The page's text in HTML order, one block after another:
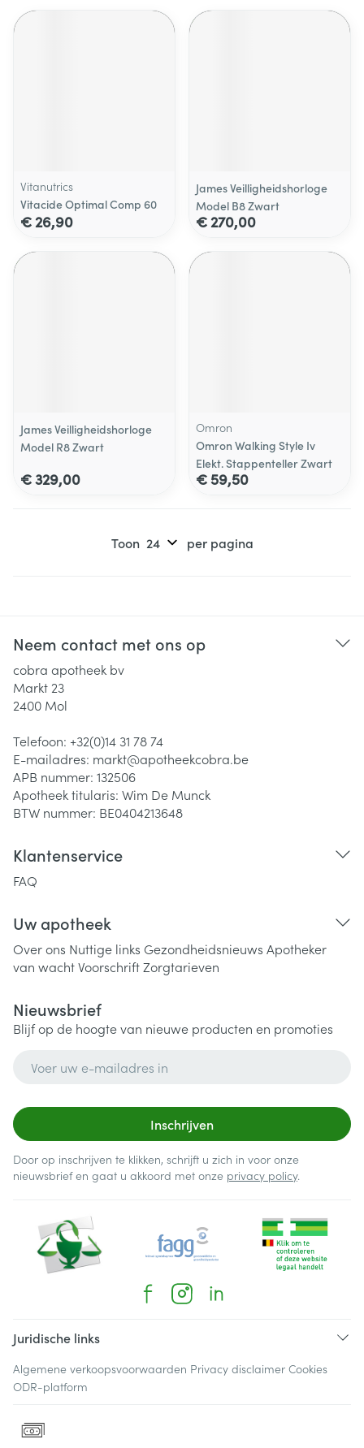
Vitanutrics
Vitacide Optimal Comp 60
€ 26,90
James Veilligheidshorloge
Model B8 Zwart
€ 270,00
James Veilligheidshorloge
Model R8 Zwart
€ 329,00
Omron
Omron Walking Style Iv
Elekt. Stappenteller Zwart
€ 59,50
Toon per pagina
Neem contact met ons op
cobra apotheek bv
Markt 23
2400 Mol
Telefoon: +32(0)14 31 78 74
E-mailadres: markt@apotheekcobra.be
APB nummer: 132506
Apotheek titularis: Wim De Munck
BTW nummer: BE0404213648
Klantenservice
FAQ
Uw apotheek
Over ons Nuttige links Gezondheidsnieuws Apotheker
van wachtVoorschriftZorgtarieven
Nieuwsbrief
Blijf op de hoogte van nieuwe producten en promoties
Inschrijven
Door op inschrijven te klikken, schrijft u zich in voor onze
nieuwsbrief en gaat u akkoord met onze privacy policy.
Juridische links
Algemene verkoopsvoorwaarden Privacy disclaimer Cookies
ODR-platform